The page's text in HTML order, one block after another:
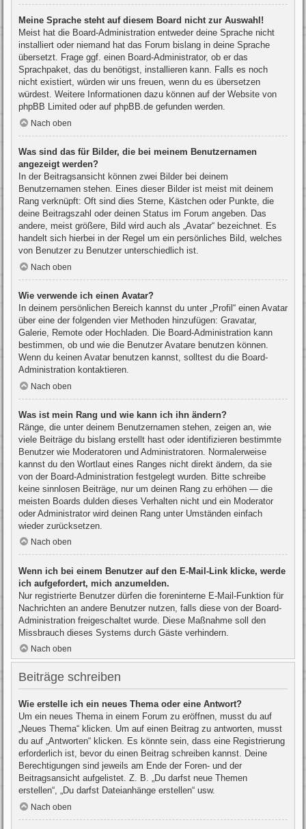
Meine Sprache steht auf diesem Board nicht zur Auswahl!
Meist hat die Board-Administration entweder deine Sprache nicht
installiert oder niemand hat das Forum bislang in deine Sprache
übersetzt. Frage ggf. einen Board-Administrator, ob er das
Sprachpaket, das du benötigst, installieren kann. Falls es noch
nicht existiert, würden wir uns freuen, wenn du es übersetzen
würdest. Weitere Informationen dazu können auf der Website von
phpBB Limited oder auf phpBB.de gefunden werden.
Nach oben
Was sind das für Bilder, die bei meinem Benutzernamen
angezeigt werden?
In der Beitragsansicht können zwei Bilder bei deinem
Benutzernamen stehen. Eines dieser Bilder ist meist mit deinem
Rang verknüpft: Oft sind dies Sterne, Kästchen oder Punkte, die
deine Beitragszahl oder deinen Status im Forum angeben. Das
andere, meist größere, Bild wird auch als „Avatar“ bezeichnet. Es
handelt sich hierbei in der Regel um ein persönliches Bild, welches
von Benutzer zu Benutzer unterschiedlich ist.
Nach oben
Wie verwende ich einen Avatar?
In deinem persönlichen Bereich kannst du unter „Profil“ einen Avatar
über eine der folgenden vier Methoden hinzufügen: Gravatar,
Galerie, Remote oder Hochladen. Die Board-Administration kann
bestimmen, ob und wie die Benutzer Avatare benutzen können.
Wenn du keinen Avatar benutzen kannst, solltest du die Board-
Administration kontaktieren.
Nach oben
Was ist mein Rang und wie kann ich ihn ändern?
Ränge, die unter deinem Benutzernamen stehen, zeigen an, wie
viele Beiträge du bislang erstellt hast oder identifizieren bestimmte
Benutzer wie Moderatoren und Administratoren. Normalerweise
kannst du den Wortlaut eines Ranges nicht direkt ändern, da sie
von der Board-Administration festgelegt wurden. Bitte schreibe
keine sinnlosen Beiträge, nur um deinen Rang zu erhöhen — die
meisten Boards dulden dieses Verhalten nicht und ein Moderator
oder Administrator wird deinen Rang unter Umständen einfach
wieder zurücksetzen.
Nach oben
Wenn ich bei einem Benutzer auf den E-Mail-Link klicke, werde
ich aufgefordert, mich anzumelden.
Nur registrierte Benutzer dürfen die foreninterne E-Mail-Funktion für
Nachrichten an andere Benutzer nutzen, falls diese von der Board-
Administration freigeschaltet wurde. Diese Maßnahme soll den
Missbrauch dieses Systems durch Gäste verhindern.
Nach oben
Beiträge schreiben
Wie erstelle ich ein neues Thema oder eine Antwort?
Um ein neues Thema in einem Forum zu eröffnen, musst du auf
„Neues Thema“ klicken. Um auf einen Beitrag zu antworten, musst
du auf „Antworten“ klicken. Es könnte sein, dass eine Registrierung
erforderlich ist, bevor du einen Beitrag schreiben kannst. Deine
Berechtigungen sind jeweils am Ende der Foren- und der
Beitragsansicht aufgelistet. Z. B. „Du darfst neue Themen
erstellen“, „Du darfst Dateianhänge erstellen“ usw.
Nach oben